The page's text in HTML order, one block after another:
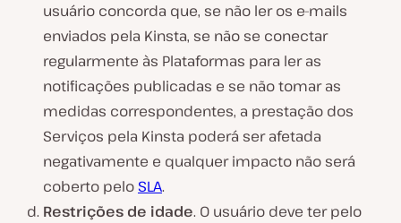
usuário concorda que, se não ler os e-mails
enviados pela Kinsta, se não se conectar
regularmente às Plataformas para ler as
notificações publicadas e se não tomar as
medidas correspondentes, a prestação dos
Serviços pela Kinsta poderá ser afetada
negativamente e qualquer impacto não será
coberto pelo SLA.
Restrições de idade. O usuário deve ter pelo